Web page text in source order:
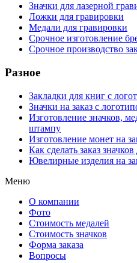
Значки для лазерной
Ложки для гравировки
Медали для гравировки
Срочное изготовление
Срочное производство
Разное
Закладки для книг с
Значки на заказ с
Изготовление значков,
штампу
Изготовление монет на
Как сделать заказ
Ювелирные изделия на
Меню
О компании
Фото
Стоимость медалей
Стоимость значков
Форма заказа
Вопросы